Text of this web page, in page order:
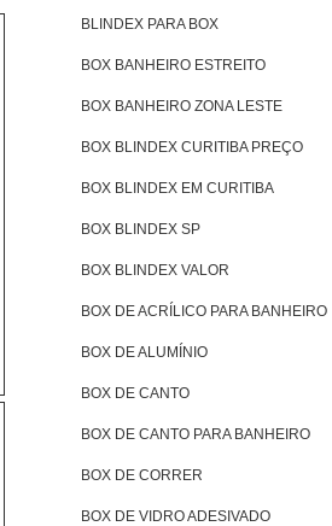
BLINDEX PARA BOX
BOX BANHEIRO ESTREITO
BOX BANHEIRO ZONA LESTE
BOX BLINDEX CURITIBA PREÇO
BOX BLINDEX EM CURITIBA
BOX BLINDEX SP
BOX BLINDEX VALOR
BOX DE ACRÍLICO PARA BANHEIRO
BOX DE ALUMÍNIO
BOX DE CANTO
BOX DE CANTO PARA BANHEIRO
BOX DE CORRER
BOX DE VIDRO ADESIVADO